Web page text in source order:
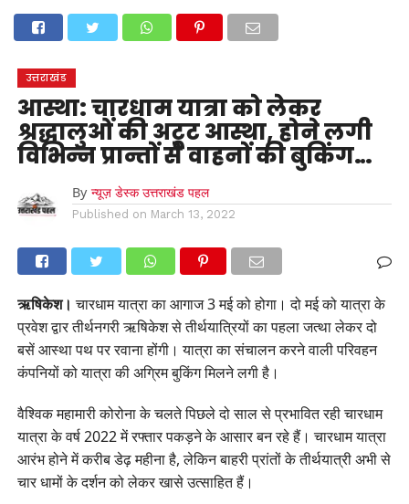
देहरादूननैनीताल
मनोरंजन
उत्तराखंड
आस्था: चारधाम यात्रा को लेकर
श्रद्धालुओं की अटूट आस्था, होने लगी
विभिन्न प्रान्तों से वाहनों की बुकिंग…
By न्यूज़ डेस्क उत्तराखंड पहल
Published on March 13, 2022
ऋषिकेश। चारधाम यात्रा का आगाज 3 मई को होगा। दो मई को यात्रा के
प्रवेश द्वार तीर्थनगरी ऋषिकेश से तीर्थयात्रियों का पहला जत्था लेकर दो
बसें आस्था पथ पर रवाना होंगी। यात्रा का संचालन करने वाली परिवहन
कंपनियों को यात्रा की अग्रिम बुकिंग मिलने लगी है।
वैश्विक महामारी कोरोना के चलते पिछले दो साल से प्रभावित रही चारधाम
यात्रा के वर्ष 2022 में रफ्तार पकड़ने के आसार बन रहे हैं। चारधाम यात्रा
आरंभ होने में करीब डेढ़ महीना है, लेकिन बाहरी प्रांतों के तीर्थयात्री अभी से
चार धामों के दर्शन को लेकर खासे उत्साहित हैं।